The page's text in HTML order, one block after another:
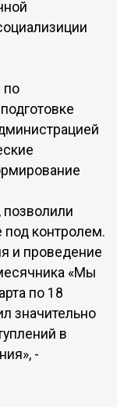
по
под контролем.
и проведение
«Мы
по 18
значительно
в
-